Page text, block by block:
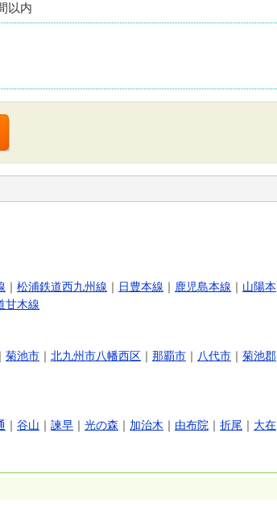
以内
｜ 松浦鉄道西九州線 ｜ 日豊本線 ｜ 鹿児島本線 ｜ 山陽本
甘木線
｜ 菊池市 ｜ 北九州市八幡西区 ｜ 那覇市 ｜ 八代市 ｜ 菊池郡
｜ 谷山 ｜ 諫早 ｜ 光の森 ｜ 加治木 ｜ 由布院 ｜ 折尾 ｜ 大在